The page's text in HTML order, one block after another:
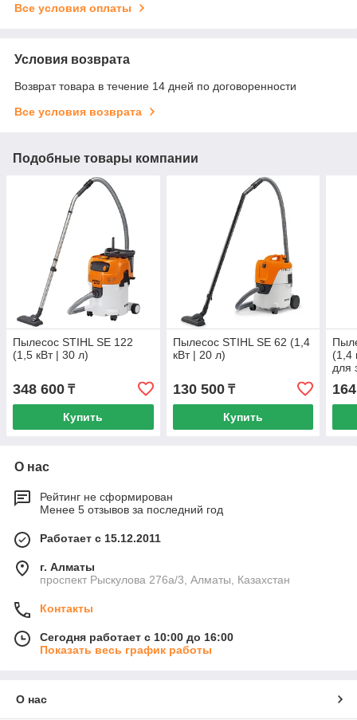
Все условия оплаты
Условия возврата
Возврат товара в течение 14 дней по договоренности
Все условия возврата
Подобные товары компании
Пылесос STIHL SE 122
(1,5 кВт | 30 л)
348 600 ₸
Купить
Пылесос STIHL SE 62 (1,4
кВт | 20 л)
130 500₸
Купить
(1,4
для
О нас
Рейтинг не сформирован
Менее 5 отзывов за последний год
Работает с 15.12.2011
г. Алматы
проспект Рыскулова 276а/3, Алматы, Казахстан
Контакты
Сегодня работает с 10:00 до 16:00
Показать весь график работы
О нас